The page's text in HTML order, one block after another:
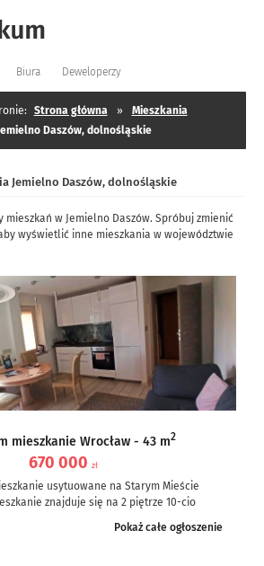
Biura Deweloperzy
Strona główna »
Mieszkania
Jemielno Daszów, dolnośląskie
Jemielno Daszów, dolnośląskie
mieszkań w Jemielno Daszów. Spróbuj zmienić
wyświetlić inne mieszkania w województwie
mieszkanie Wrocław - 43 m2
670 000 zł
usytuowane na Starym Mieście
znajduje się na 2 piętrze 10-cio
Pokaż całe ogłoszenie